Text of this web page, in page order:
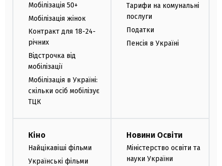
Мобілізація 50+
Мобілізація жінок
Контракт для 18-24-
річних
Відстрочка від
мобілізації
Мобілізація в Україні:
скільки осіб мобілізує
ТЦК
Тарифи на комунальні
послуги
Податки
Пенсія в Україні
Кіно
Найцікавіші фільми
Українські фільми
Новини Освіти
Міністерство освіти та
науки України